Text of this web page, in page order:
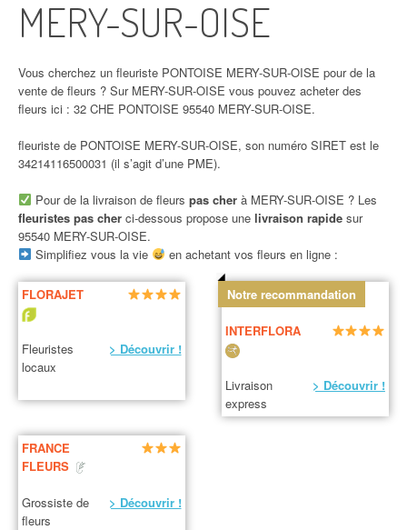
MERY-SUR-OISE
Vous cherchez un fleuriste PONTOISE MERY-SUR-OISE pour de la
vente de fleurs ? Sur MERY-SUR-OISE vous pouvez acheter des
fleurs ici : 32 CHE PONTOISE 95540 MERY-SUR-OISE.
fleuriste de PONTOISE MERY-SUR-OISE, son numéro SIRET est le
34214116500031 (il s’agit d’une PME).
Pour de la livraison de fleurs pas cherà MERY-SUR-OISE ? Les
fleuristes pas cher ci-dessous propose une livraison rapide sur
95540 MERY-SUR-OISE.
Simplifiez vous la vie
en achetant vos fleurs en ligne :
FLORAJET
Fleuristes
locaux
> Découvrir !
Notre recommandation
INTERFLORA
Livraison
express
> Découvrir !
FRANCE
FLEURS
Grossiste de
fleurs
> Découvrir !